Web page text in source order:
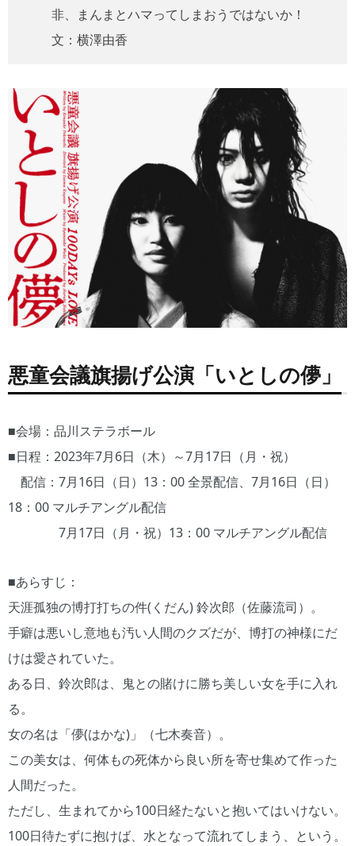
非、まんまとハマってしまおうではないか！
文：横澤由香
悪童会議旗揚げ公演「いとしの儚」
■会場：品川ステラボール
■日程：2023年7月6日（木）～7月17日（月・祝）
配信：7月16日（日）13：00 全景配信、7月16日（日）
18：00 マルチアングル配信
7月17日（月・祝）13：00 マルチアングル配信
■あらすじ：
天涯孤独の博打打ちの件(くだん) 鈴次郎（佐藤流司）。
手癖は悪いし意地も汚い人間のクズだが、博打の神様にだ
けは愛されていた。
ある日、鈴次郎は、鬼との賭けに勝ち美しい女を手に入れ
る。
女の名は「儚(はかな)」（七木奏音）。
この美女は、何体もの死体から良い所を寄せ集めて作った
人間だった。
ただし、生まれてから100日経たないと抱いてはいけない。
100日待たずに抱けば、水となって流れてしまう、という。